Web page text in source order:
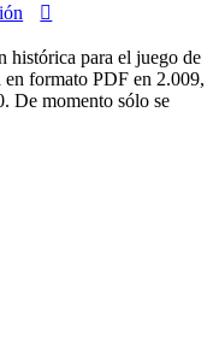
histórica para el juego de
formato PDF en 2.009,
De momento sólo se